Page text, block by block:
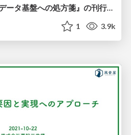
[投影資料]『実践的データ基盤への処方箋』の刊行にあたって #TechMar / 20210210-2
1 3.9k